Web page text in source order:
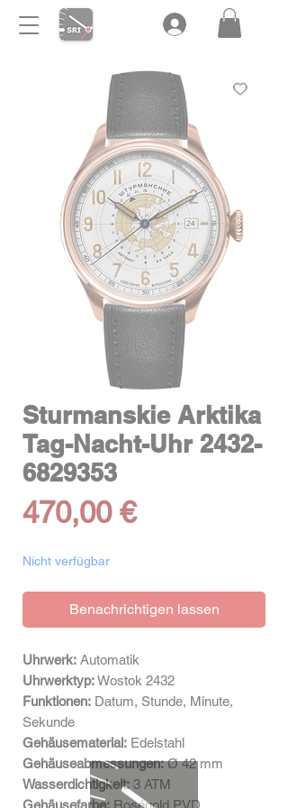
Sturmanskie Arktika
Tag-Nacht-Uhr 2432-
6829353
470,00 €Preis
Nicht verfügbar
Benachrichtigen lassen
Uhrwerk: Automatik
Uhrwerktyp:Wostok 2432
Funktionen: Datum, Stunde, Minute,
Sekunde
Gehäusematerial: Edelstahl
Gehäuseabmessungen:Ø 42 mm
Wasserdichtigkeit: 3 ATM